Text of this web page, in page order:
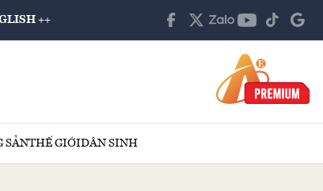
++
SẢNTHẾ GIỚIDÂN SINH